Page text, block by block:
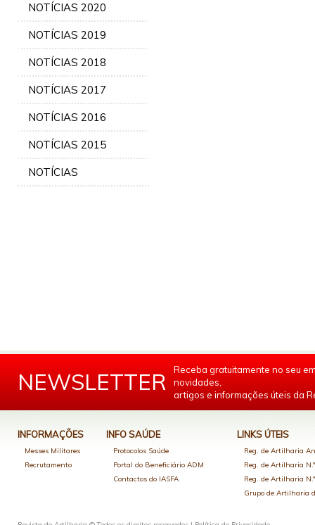
NOTÍCIAS 2020
NOTÍCIAS 2019
NOTÍCIAS 2018
NOTÍCIAS 2017
NOTÍCIAS 2016
NOTÍCIAS 2015
NOTÍCIAS
NEWSLETTER
Receba gratuitamente no seu
novidades,
artigos e informações úteis da
INFORMAÇÕES
Messes Militares
Recrutamento
INFO SAÚDE
Protocolos Saúde
Portal do Beneficiário ADM
Contactos do IASFA
LINKS ÚTEIS
Reg. de Artilharia
Reg. de Artilharia
Reg. de Artilharia
Grupo de Artilharia